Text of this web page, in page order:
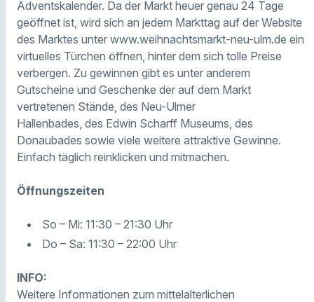
Adventskalender. Da der Markt heuer genau 24 Tage
geöffnet ist, wird sich an jedem Markttag auf der Website
des Marktes unter www.weihnachtsmarkt-neu-ulm.de ein
virtuelles Türchen öffnen, hinter dem sich tolle Preise
verbergen. Zu gewinnen gibt es unter anderem
Gutscheine und Geschenke der auf dem Markt
vertretenen Stände, des Neu-Ulmer
Hallenbades, des Edwin Scharff Museums, des
Donaubades sowie viele weitere attraktive Gewinne.
Einfach täglich reinklicken und mitmachen.
Öffnungszeiten
So – Mi: 11:30 – 21:30 Uhr
Do – Sa: 11:30 – 22:00 Uhr
INFO:
Weitere Informationen zum mittelalterlichen